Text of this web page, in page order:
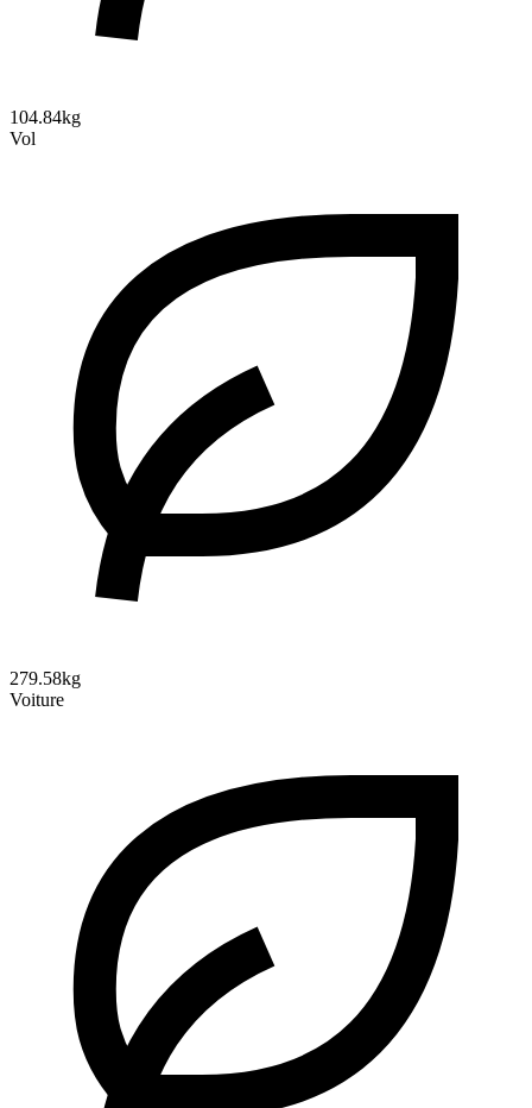
104.84kg
Vol
279.58kg
Voiture